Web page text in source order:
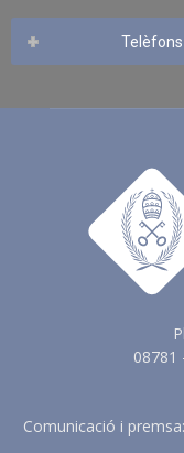
Telèfons
08781
Comunicació i premsa: